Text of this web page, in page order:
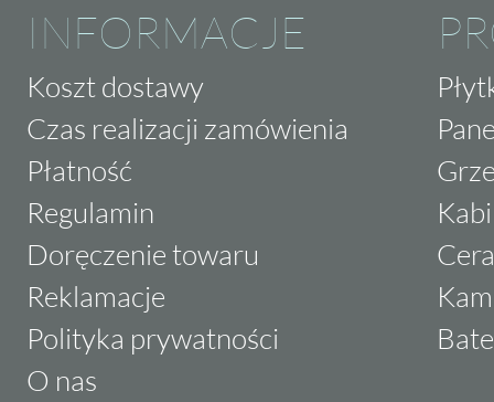
INFORMACJE
Koszt dostawy
Czas realizacji zamówienia
Płatność
Regulamin
Doręczenie towaru
Reklamacje
Polityka prywatności
O nas